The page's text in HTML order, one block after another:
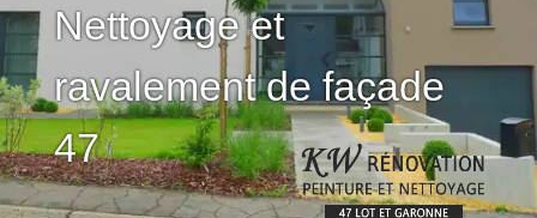
Nettoyage et
ravalement de façade
47